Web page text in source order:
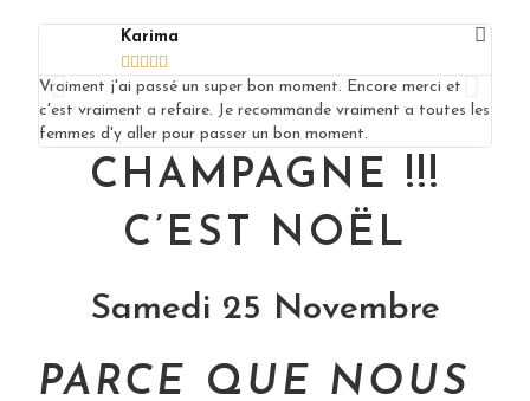
Karima
    
Vraiment j'ai passé un super bon moment. Encore merci et
c'est vraiment a refaire. Je recommande vraiment a toutes les
femmes d'y aller pour passer un bon moment.
CHAMPAGNE !!!
C’EST NOËL
Samedi 25 Novembre
PARCE QUE NOUS